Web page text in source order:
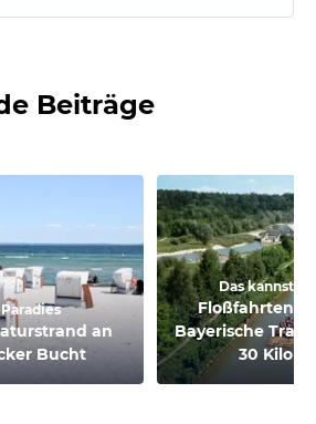
Beiträge
an
Bucht
Das kannst
Floßfahrten
Bayerische
30